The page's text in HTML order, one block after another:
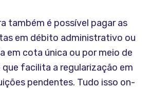
também é possível pagar as
em débito administrativo ou
em cota única ou por meio de
facilita a regularização em
pendentes. Tudo isso on-